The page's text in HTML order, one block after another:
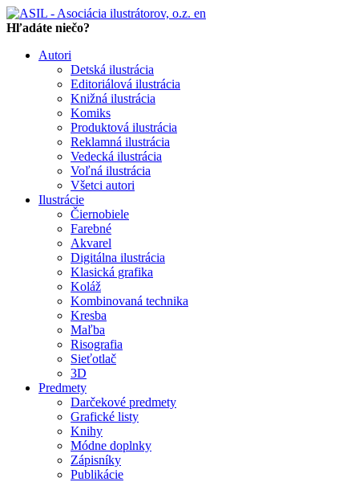
en
Hľadáte niečo?
Autori
Detská ilustrácia
Editoriálová ilustrácia
Knižná ilustrácia
Komiks
Produktová ilustrácia
Reklamná ilustrácia
Vedecká ilustrácia
Voľná ilustrácia
Všetci autori
Ilustrácie
Čiernobiele
Farebné
Akvarel
Digitálna ilustrácia
Klasická grafika
Koláž
Kombinovaná technika
Kresba
Maľba
Risografia
Sieťotlač
3D
Predmety
Darčekové predmety
Grafické listy
Knihy
Módne doplnky
Zápisníky
Publikácie